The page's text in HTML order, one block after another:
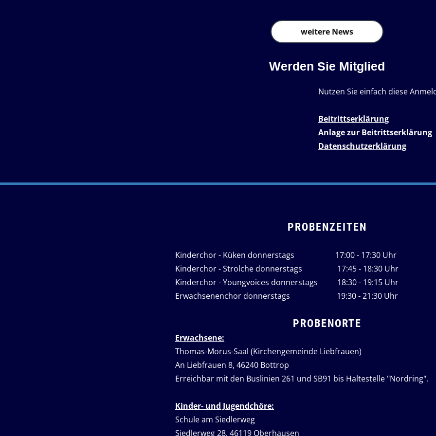
weitere News
Werden Sie Mitglied
Nutzen Sie einfach diese
Beitrittserklärung
Anlage zur Beitrittserklärung
Datenschutzerklärung
PROBENZEITEN
Kinderchor - Küken donnerstags 17:00 - 17:30 Uhr
Kinderchor - Strolche donnerstags 17:45 - 18:30 Uhr
Kinderchor - Youngvoices donnerstags 18:30 - 19:15 Uhr
Erwachsenenchor donnerstags 19:30 - 21:30 Uhr
PROBENORTE
Erwachsene:
Thomas-Morus-Saal (Kirchengemeinde Liebfrauen)
An Liebfrauen 8, 46240 Bottrop
Erreichbar mit den Buslinien 261 und SB91 bis Haltestelle "Nordring".
Kinder- und Jugendchöre:
Schule am Siedlerweg
Siedlerweg 28, 46119 Oberhausen